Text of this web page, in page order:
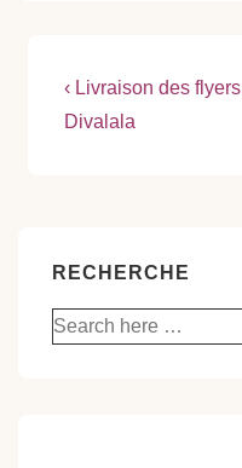
Navigation
de
Previous
Post
‹ Livraison des flyers
Divalala
RECHERCHE
Recherche
pour: